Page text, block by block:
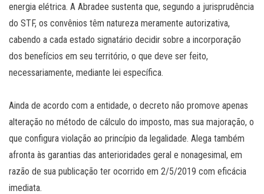
energia elétrica. A Abradee sustenta que, segundo a jurisprudência
do STF, os convênios têm natureza meramente autorizativa,
cabendo a cada estado signatário decidir sobre a incorporação
dos benefícios em seu território, o que deve ser feito,
necessariamente, mediante lei específica.
Ainda de acordo com a entidade, o decreto não promove apenas
alteração no método de cálculo do imposto, mas sua majoração, o
que configura violação ao princípio da legalidade. Alega também
afronta às garantias das anterioridades geral e nonagesimal, em
razão de sua publicação ter ocorrido em 2/5/2019 com eficácia
imediata.